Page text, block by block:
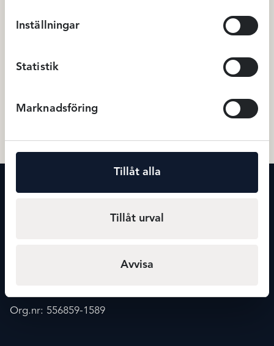
Inställningar
Statistik
Marknadsföring
Tillåt alla
Tillåt urval
Avvisa
Baddräkt 449
KONTAKT
Org.nr: 556859-1589